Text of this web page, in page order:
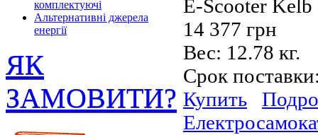
E-Scooter Kelb
14 377 грн
Вес: 12.78 кг.
Срок
Купить
комплектуючі
Альтернативні джерела
енергії
ЯК
ЗАМОВИТИ?